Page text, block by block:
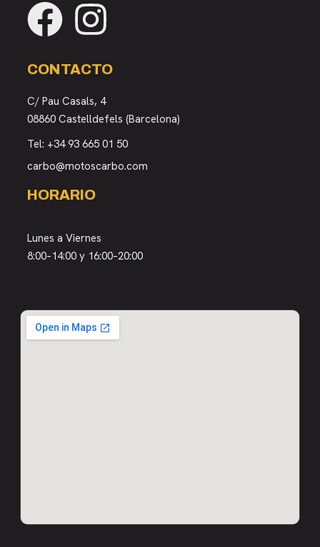
CONTACTO
C/ Pau Casals, 4
08860 Castelldefels (Barcelona)
Tel: +34 93 665 01 50
carbo@motoscarbo.com
HORARIO
Lunes a Viernes
8:00–14:00 y 16:00–20:00